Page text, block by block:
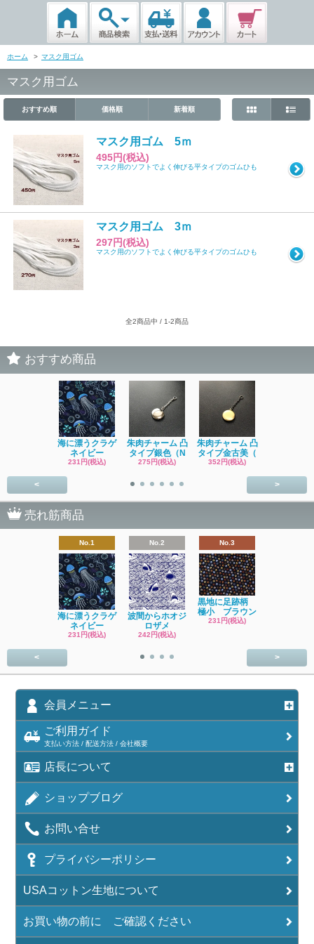
ホーム > マスク用ゴム
マスク用ゴム
おすすめ順 価格順 新着順
マスク用ゴム 5ｍ
495円(税込)
マスク用のソフトでよく伸びる平タイプのゴムひも
マスク用ゴム 3ｍ
297円(税込)
マスク用のソフトでよく伸びる平タイプのゴムひも
全2商品中 / 1-2商品
おすすめ商品
海に漂うクラゲ
ネイビー
231円(税込)
朱肉チャーム 凸
タイプ銀色（N
275円(税込)
朱肉チャーム 凸
タイプ金古美（
352円(税込)
< >
売れ筋商品
No.1
海に漂うクラゲ
ネイビー
231円(税込)
No.2
波間からホオジ
ロザメ
242円(税込)
No.3
黒地に足跡柄
極小 ブラウン
231円(税込)
< >
会員メニュー
ご利用ガイド
支払い方法 / 配送方法 / 会社概要
店長について
ショップブログ
お問い合せ
プライバシーポリシー
USAコットン生地について
お買い物の前に ご確認ください